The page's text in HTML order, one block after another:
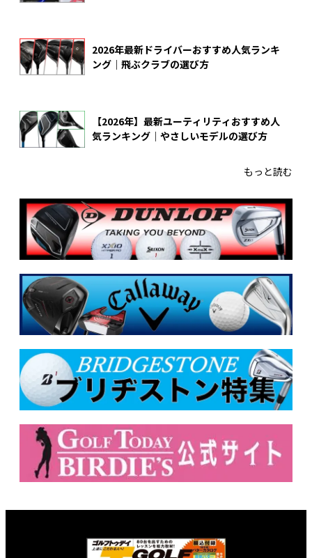
2026年最新ドライバーおすすめ人気ランキ
ング｜飛ぶクラブの選び方
【2026年】最新ユーティリティおすすめ人
気ランキング｜やさしいモデルの選び方
もっと読む